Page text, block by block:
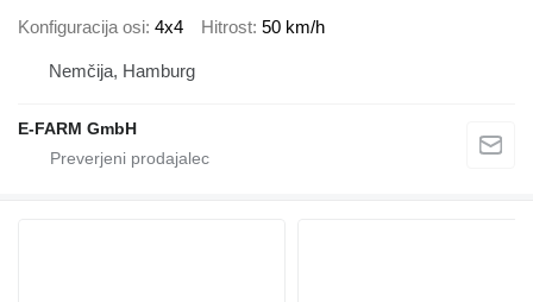
Konfiguracija osi 4x4 Hitrost 50 km/h
Nemčija, Hamburg
E-FARM GmbH